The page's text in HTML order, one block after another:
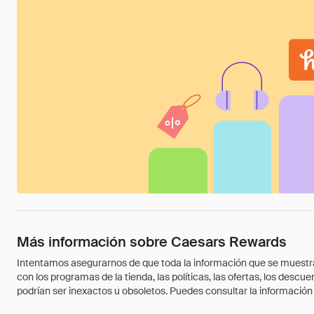
Más información sobre Caesars Rewards
Intentamos asegurarnos de que toda la información que se
con los programas de la tienda, las políticas, las ofertas, los
podrían ser inexactos u obsoletos. Puedes consultar la